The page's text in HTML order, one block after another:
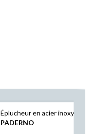
Éplucheur en acier inoxydable
PADERNO